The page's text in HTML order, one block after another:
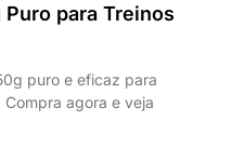
Puro para Treinos
puro e eficaz para
agora e veja